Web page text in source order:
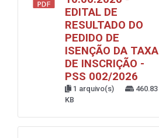
EDITAL DE
RESULTADO DO
PEDIDO DE
ISENÇÃO DA TAXA
DE INSCRIÇÃO -
PSS 002/2026
1 arquivo(s)
460.83
KB